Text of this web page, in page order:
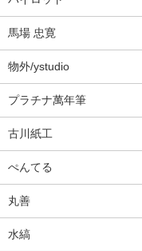
馬場 忠寛
物外/ystudio
プラチナ萬年筆
古川紙工
ぺんてる
丸善
水縞